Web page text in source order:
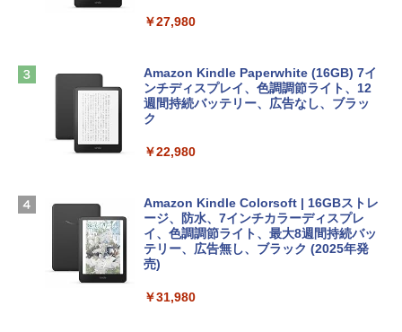
13インチノートブック：AIとApple Intell
igence、13.6インチLiquid Retinaディ
スプレイ、16GBユニファイドメモリ、1
TB SSDストレージ、12MPセンターフレ
D - ミッドナイト
【Amazon.co.jp限定】 HP ノートパソコ
ン 15-fd 15.6インチ 16GBメモリ 512GB
SSD インテル Core 5
￥129,800
インゲームコード】 ロブロックス | オン
ラインコード版
￥3,200
ows11、10/mac対応|PC2台
￥39,582
ト): Java & Bedrock Edition | オンライ
非エンジニア 初心者 素人 でも安心 使い
めのAIコーディング入門シリーズ
￥99
AIイラスト表現辞典: 思い通りの絵を引き
￥480
FM TOWNS ハイパー・カタログ: 本体ハ
ェクトリストと最新エミュレータ紹介
￥27,980
Amazon Kindle Paperwhite (16GB) 7イ
ンチディスプレイ、色調調節ライト、12
週間持続バッテリー、広告なし、ブラッ
ク
￥22,980
Amazon Kindle Colorsoft | 16GBストレ
ージ、防水、7インチカラーディスプレ
イ、色調調節ライト、最大8週間持続バッ
テリー、広告無し、ブラック (2025年発
売)
￥31,980